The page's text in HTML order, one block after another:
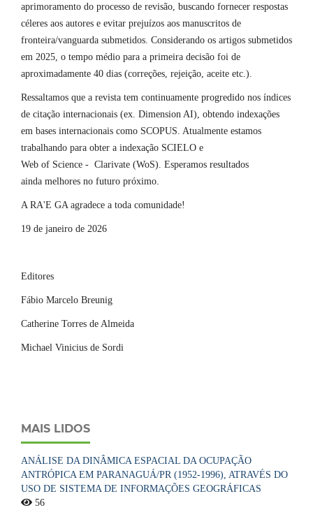
aprimoramento do processo de revisão, buscando fornecer respostas
céleres aos autores e evitar prejuízos aos manuscritos de
fronteira/vanguarda submetidos. Considerando os artigos submetidos
em 2025, o tempo médio para a primeira decisão foi de
aproximadamente 40 dias (correções, rejeição, aceite etc.).
Ressaltamos que a revista tem continuamente progredido nos índices
de citação internacionais (ex. Dimension AI), obtendo indexações
em bases internacionais como SCOPUS. Atualmente estamos
trabalhando para obter a indexação SCIELO e
Web of Science - Clarivate (WoS). Esperamos resultados
ainda melhores no futuro próximo.
A RA'E GA agradece a toda comunidade!
19 de janeiro de 2026
Editores
Fábio Marcelo Breunig
Catherine Torres de Almeida
Michael Vinicius de Sordi
MAIS LIDOS
ANÁLISE DA DINÂMICA ESPACIAL DA OCUPAÇÃO
ANTRÓPICA EM PARANAGUÁ/PR (1952-1996), ATRAVÉS DO
USO DE SISTEMA DE INFORMAÇÕES GEOGRÁFICAS
56